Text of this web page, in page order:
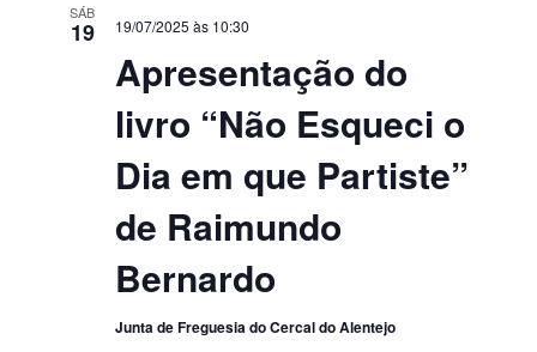
SÁB
19
Apresentação do
livro “Não Esqueci o
Dia em que Partiste”
de Raimundo
Bernardo
19/07/2025 às 10:30
Junta de Freguesia do Cercal do Alentejo